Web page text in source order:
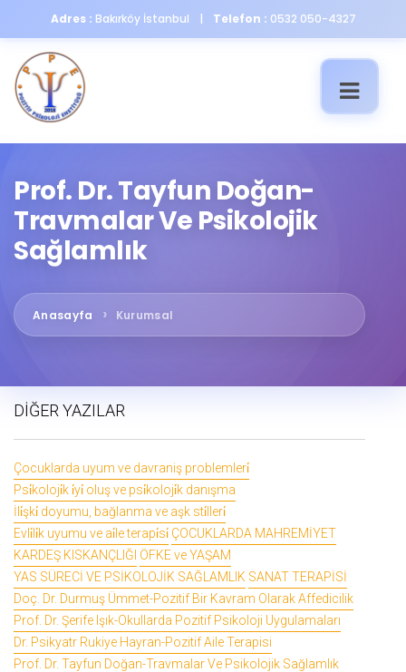
Adres : Bakırköy İstanbul | Telefon : 0532 050-4327
Toggle
Prof. Dr. Tayfun Doğan-
Travmalar Ve Psikolojik
Sağlamlık
Anasayfa Kurumsal
DİĞER YAZILAR
Çocuklarda uyum ve davraniş problemleri̇
Psi̇koloji̇k i̇yi̇ oluş ve psi̇koloji̇k danışma
İli̇şki̇ doyumu, bağlanma ve aşk sti̇lleri̇
Evli̇li̇k uyumu ve ai̇le terapi̇si̇ ÇOCUKLARDA MAHREMİYET
KARDEŞ KISKANÇLIĞI ÖFKE ve YAŞAM
YAS SÜRECİ VE PSİKOLOJİK SAĞLAMLIK SANAT TERAPİSİ
Doç. Dr. Durmuş Ümmet-Pozitif Bir Kavram Olarak Affedicilik
Prof. Dr. Şerife Işık-Okullarda Pozitif Psikoloji Uygulamaları
Dr. Psikyatr Rukiye Hayran-Pozitif Aile Terapisi
Prof. Dr. Tayfun Doğan-Travmalar Ve Psikolojik Sağlamlık